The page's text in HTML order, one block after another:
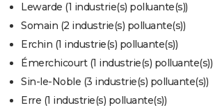
S'inscrire
Se connecter
Lycées
Collèges
Primaires
Universités
Entreprises
Service militaire
Avis de recherche
AVIS DE DÉCÈS
FORUM
Bricolage
Lifestyle
Culture
Sport
Auto
Television
Voyage
Cinema
Lewarde (1 industrie(s) polluante(s))
Somain (2 industrie(s) polluante(s))
Erchin (1 industrie(s) polluante(s))
Émerchicourt (1 industrie(s) polluante(s))
Sin-le-Noble (3 industrie(s) polluante(s))
Erre (1 industrie(s) polluante(s))